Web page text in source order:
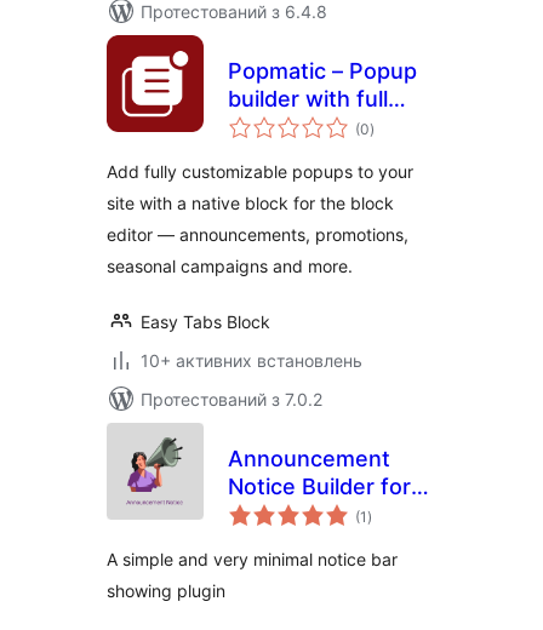
Протестований з 6.4.8
Popmatic – Popup
builder with full
customisation
(0загальний
рейтинг
)
Add fully customizable popups to your
site with a native block for the block
editor — announcements, promotions,
seasonal campaigns and more.
Easy Tabs Block
10+ активних встановлень
Протестований з 7.0.2
Announcement
Notice Builder for
Elementor –
Visitor Engagement
(1 загальний
рейтинг
)
A simple and very minimal notice bar
showing plugin